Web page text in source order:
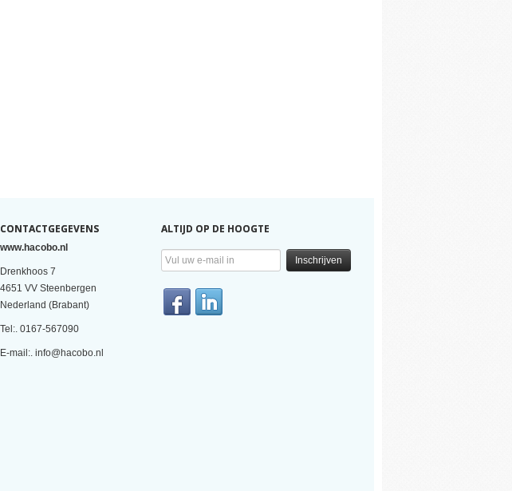
CONTACTGEGEVENS
www.hacobo.nl
Drenkhoos 7
4651 VV Steenbergen
Nederland (Brabant)
Tel:. 0167-567090
E-mail:. info@hacobo.nl
ALTIJD OP DE HOOGTE
Inschrijven